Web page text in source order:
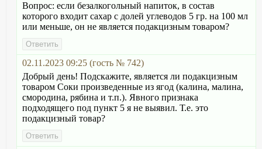
Вопрос: если безалкогольный напиток, в состав
которого входит сахар с долей углеводов 5 гр. на 100 мл
или меньше, он не является подакцизным товаром?
02.11.2023 09:25 (гость № 742)
Добрый день! Подскажите, является ли подакцизным
товаром Соки произведенные из ягод (калина, малина,
смородина, рябина и т.п.). Явного признака
подходящего под пункт 5 я не выявил. Т.е. это
подакцизный товар?